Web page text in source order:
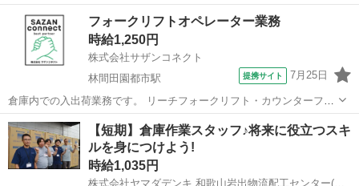
もあります。 外国籍の方も歓迎 交通費規定支給 試用期間有り
和歌山 伊都郡 西笠田駅 フォークリフト
フォークリフトオペレーター業務
時給1,250円
株式会社サザンコネクト
林間田園都市駅
提携サイト 7月25日
倉庫内での入出荷業務です。 リーチフォークリフト・カウンターフォ
ークリフトの両方を使用し、 商品の入出庫や運搬、積み込み・積み下
ろし作業を行っていただきます。 【POINT】 出張面接・WEB面接対
応可能！ 土日祝休み！...
和歌山 橋本市 林間田園都市駅 倉庫
【短期】倉庫作業スタッフ♪将来に役立つスキ
ルを身につけよう!
時給1,035円
株式会社ヤマダデンキ 和歌山岩出物流配工センター(アルバイト/92.短期(倉庫系))W1718/A1042